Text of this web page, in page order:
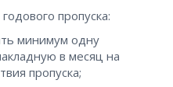
пропуска:
минимум одну
в месяц на
пропуска;